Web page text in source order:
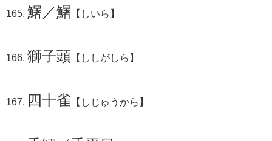
鱰／鱪 【しいら】
獅子頭 【ししがしら】
四十雀 【しじゅうから】